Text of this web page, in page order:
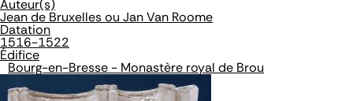
Auteur(s)
Jean de Bruxelles ou Jan Van Roome
Datation
1516-1522
Édifice
Bourg-en-Bresse - Monastère royal de Brou